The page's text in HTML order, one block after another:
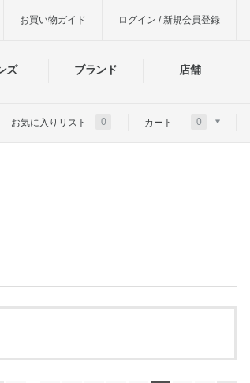
ズ ブランド 店舗
お買い物ガイド ログイン / 新規会員登録
お気に入りリスト 0 カート 0